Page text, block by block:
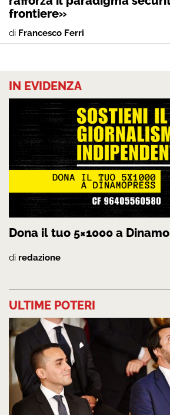
frontiere»
di Francesco Ferri
IN EVIDENZA
Dona il tuo 5×1000 a
di redazione
ULTIME POTERI